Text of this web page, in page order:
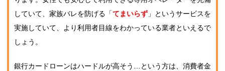
していて、家族バレを防げる「てまいらず 」というサービスを
実施していて、より利用者目線をわかっている業者といえるで
しょう。
銀行カードローンはハードルが高そう…という方は、消費者金